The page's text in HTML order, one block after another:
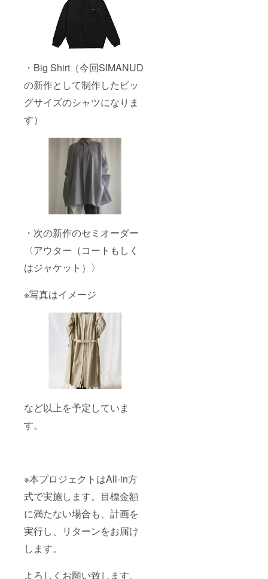
・Big Shirt（今回SIMANUD
の新作として制作したビッ
グサイズのシャツになりま
す）
・次の新作のセミオーダー
〈アウター（コートもしく
はジャケット）〉
※写真はイメージ
など以上を予定していま
す。
※本プロジェクトはAll-in方
式で実施します。目標金額
に満たない場合も、計画を
実行し、リターンをお届け
します。
よろしくお願い致します。